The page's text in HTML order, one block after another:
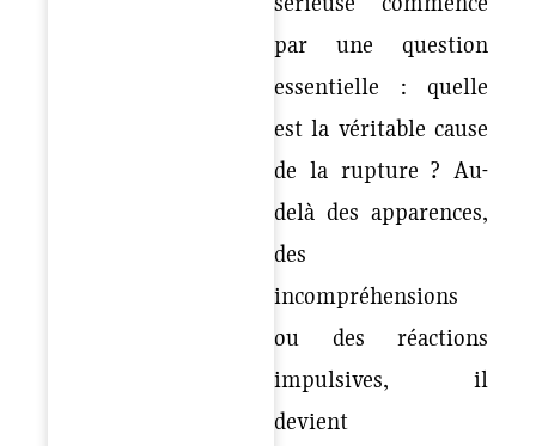
par une question
essentielle : quelle
est la véritable cause
de la rupture ? Au-
delà des apparences,
des
incompréhensions
ou des réactions
impulsives, il
devient